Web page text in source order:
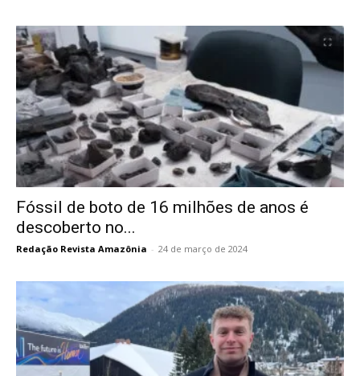
Fóssil de boto de 16 milhões de anos é
descoberto no...
Redação Revista Amazônia - 24 de março de 2024